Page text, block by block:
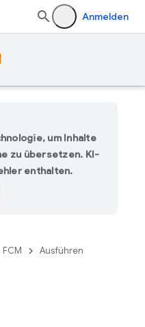
Anmelden
um Inhalte
zu übersetzen. KI-
enthalten.
FCM Ausführen